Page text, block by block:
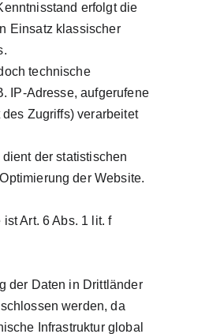
erfolgt die
Einsatz klassischer
technische
IP-Adresse, aufgerufene
Zugriffs) verarbeitet
der statistischen
der Website.
Art. 6 Abs. 1 lit. f
der Daten in Drittländer
werden, da
Infrastruktur global